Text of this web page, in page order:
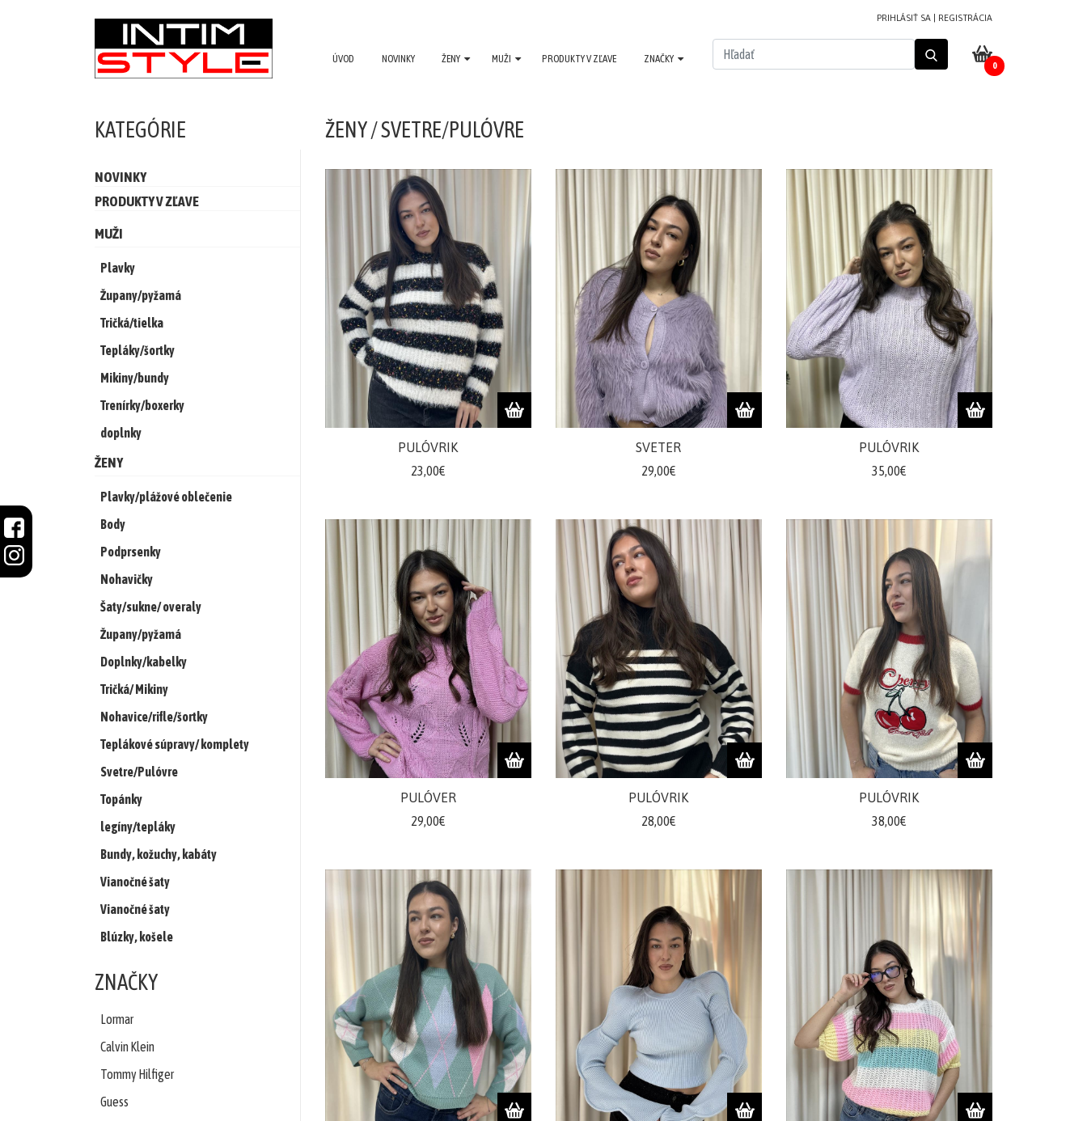
ÚVOD NOVINKY ŽENY MUŽI PRODUKTY V ZĽAVE ZNAČKY
PRIHLÁSIŤ SA REGISTRÁCIA
0
Župany/pyžamá
Tričká/tielka
Mikiny/bundy
Trenírky/boxerky
ŽENY
Plavky/plážové
oblečenie
Podprsenky
Nohavičky
Šaty/sukne/
Župany/pyžamá
Doplnky/kabelky
Nohavice/rifle/
Teplákové
KATEGÓRIE
NOVINKY
PRODUKTY V ZĽAVE
MUŽI
Plavky
Župany/pyžamá
Tričká/tielka
Tepláky/šortky
Mikiny/bundy
Trenírky/boxerky
doplnky
ŽENY
Plavky/plážové oblečenie
Body
Podprsenky
Nohavičky
Šaty/sukne/ overaly
Župany/pyžamá
Doplnky/kabelky
Tričká/ Mikiny
Nohavice/rifle/šortky
Teplákové súpravy/ komplety
Svetre/Pulóvre
Topánky
legíny/tepláky
Bundy, kožuchy, kabáty
Vianočné šaty
Vianočné šaty
Blúzky, košele
ZNAČKY
Lormar
Calvin Klein
Tommy Hilfiger
Guess
ŽENY / SVETRE/PULÓVRE
PULÓVRIK
23,00€
SVETER
29,00€
PULÓVRIK
35,00€
PULÓVER
29,00€
PULÓVRIK
28,00€
PULÓVRIK
38,00€